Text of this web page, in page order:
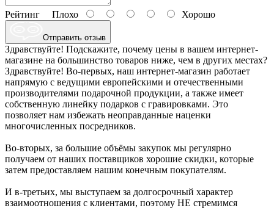
Рейтинг Плохо Хорошо
Отправить отзыв
Здравствуйте! Подскажите, почему цены в вашем интернет-
магазине на большинство товаров ниже, чем в других местах?
Здравствуйте! Во-первых, наш интернет-магазин работает
напрямую с ведущими европейскими и отечественными
производителями подарочной продукции, а также имеет
собственную линейку подарков с гравировками. Это
позволяет нам избежать неоправданные наценки
многочисленных посредников.
Во-вторых, за большие объёмы закупок мы регулярно
получаем от наших поставщиков хорошие скидки, которые
затем предоставляем нашим конечным покупателям.
И в-третьих, мы выступаем за долгосрочный характер
взаимоотношения с клиентами, поэтому НЕ стремимся